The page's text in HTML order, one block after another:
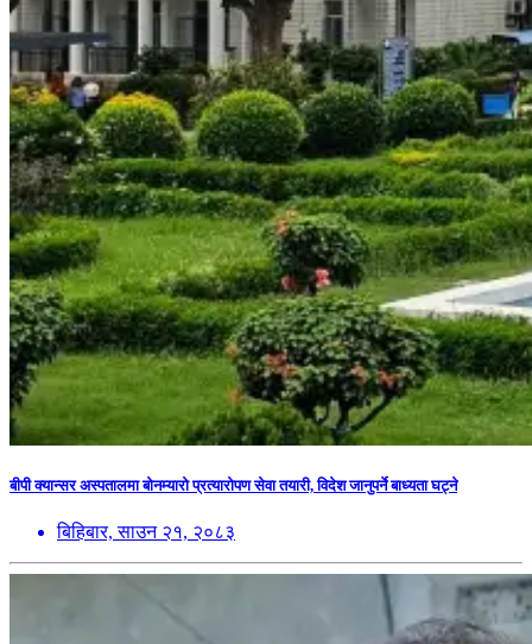
बीपी क्यान्सर अस्पतालमा बोनम्यारो प्रत्यारोपण सेवा तयारी, विदेश जानुपर्ने बाध्यता घट्ने
बिहिबार, साउन २१, २०८३